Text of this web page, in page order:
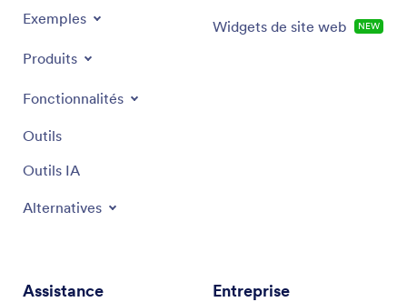
Exemples
Produits
Fonctionnalités
Outils
Outils IA
Alternatives
Widgets de site web NEW
Assistance Entreprise